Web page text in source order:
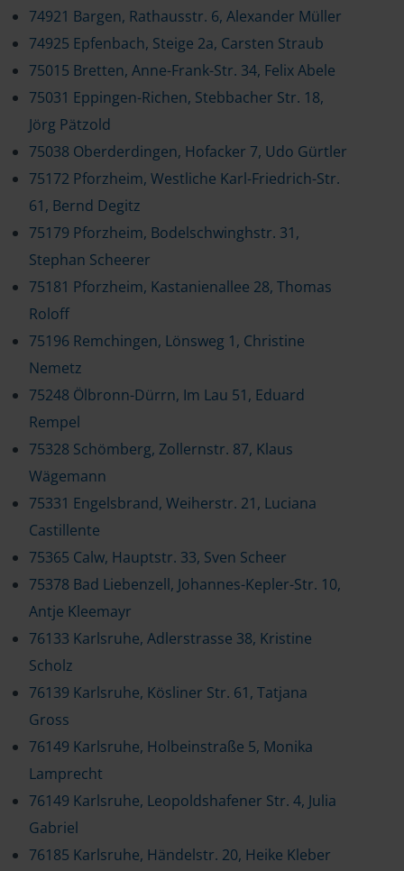
74921 Bargen, Rathausstr. 6, Alexander Müller
74925 Epfenbach, Steige 2a, Carsten Straub
75015 Bretten, Anne-Frank-Str. 34, Felix Abele
75031 Eppingen-Richen, Stebbacher Str. 18,
Jörg Pätzold
75038 Oberderdingen, Hofacker 7, Udo Gürtler
75172 Pforzheim, Westliche Karl-Friedrich-Str.
61, Bernd Degitz
75179 Pforzheim, Bodelschwinghstr. 31,
Stephan Scheerer
75181 Pforzheim, Kastanienallee 28, Thomas
Roloff
75196 Remchingen, Lönsweg 1, Christine
Nemetz
75248 Ölbronn-Dürrn, Im Lau 51, Eduard
Rempel
75328 Schömberg, Zollernstr. 87, Klaus
Wägemann
75331 Engelsbrand, Weiherstr. 21, Luciana
Castillente
75365 Calw, Hauptstr. 33, Sven Scheer
75378 Bad Liebenzell, Johannes-Kepler-Str. 10,
Antje Kleemayr
76133 Karlsruhe, Adlerstrasse 38, Kristine
Scholz
76139 Karlsruhe, Kösliner Str. 61, Tatjana
Gross
76149 Karlsruhe, Holbeinstraße 5, Monika
Lamprecht
76149 Karlsruhe, Leopoldshafener Str. 4, Julia
Gabriel
76185 Karlsruhe, Händelstr. 20, Heike Kleber